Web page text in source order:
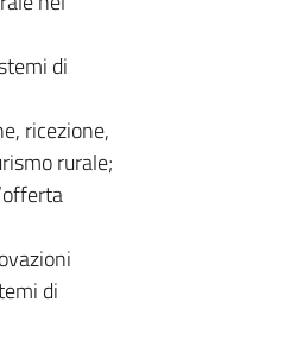
di
ricezione,
rurale;
di